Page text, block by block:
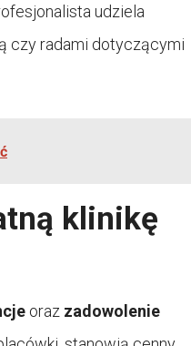
udziela
czy radami dotyczącymi
klinikę
oraz zadowolenie